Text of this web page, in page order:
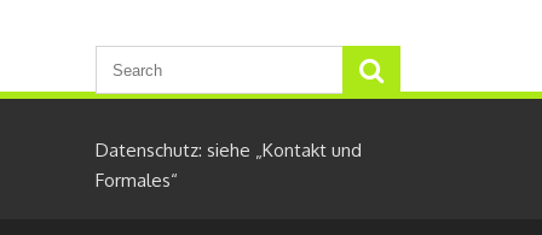
Datenschutz: siehe „Kontakt und
Formales“